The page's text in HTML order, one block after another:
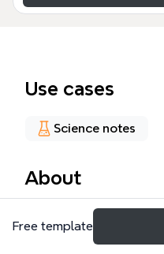
Use cases
Science notes
About
La Descrizione dei
accademica completa
Free template